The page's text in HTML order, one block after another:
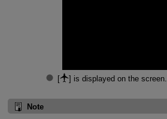
[ ] is displayed on the screen.
Note